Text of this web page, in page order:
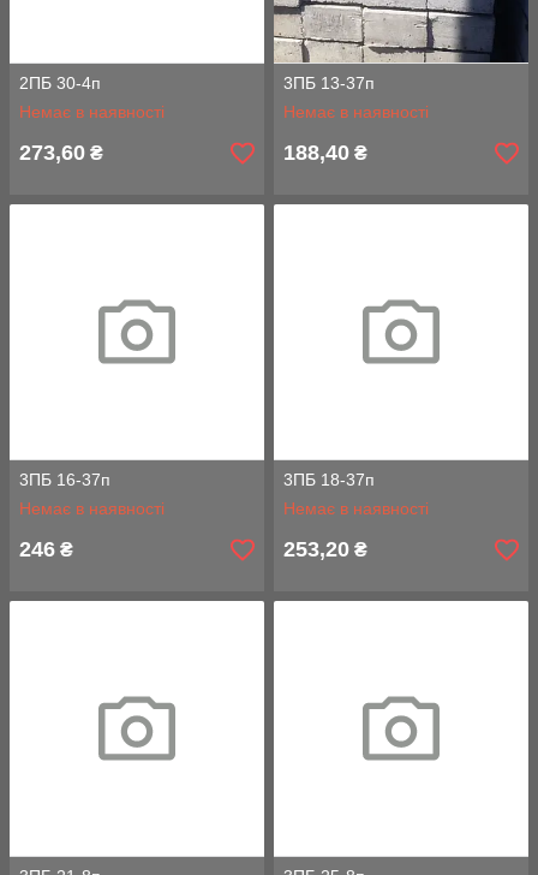
2ПБ 30-4п
Немає в наявності
273,60 ₴
3ПБ 13-37п
Немає в наявності
188,40 ₴
3ПБ 16-37п
Немає в наявності
246 ₴
3ПБ 18-37п
Немає в наявності
253,20 ₴